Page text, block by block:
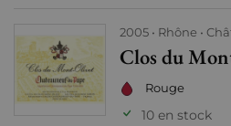
2005 Rhône
Clos du
Rouge
10 en stock